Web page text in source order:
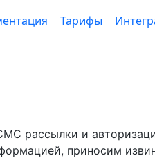
Тарифы
рассылки и
приносим